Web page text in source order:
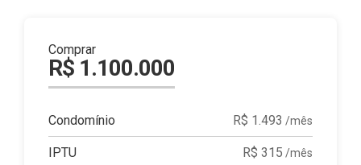
Comprar
R$ 1.100.000
Condomínio R$ 1.493 /mês
IPTU R$ 315 /mês